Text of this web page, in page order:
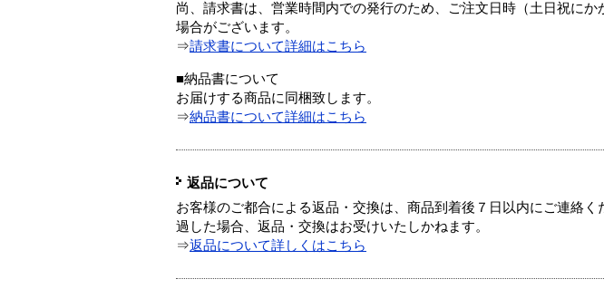
尚、請求書は、営業時間内での発行のため、ご注文日時（土日祝に
場合がございます。
⇒請求書について詳細はこちら
■納品書について
お届けする商品に同梱致します。
⇒納品書について詳細はこちら
返品について
お客様のご都合による返品・交換は、商品到着後７日以内にご連絡
過した場合、返品・交換はお受けいたしかねます。
⇒返品について詳しくはこちら